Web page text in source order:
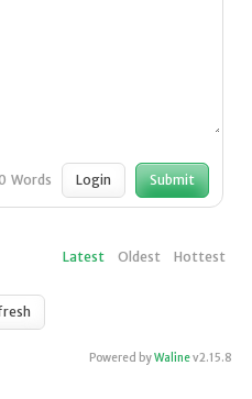
Words Login Submit
Latest Oldest Hottest
Powered byWalinev2.15.8